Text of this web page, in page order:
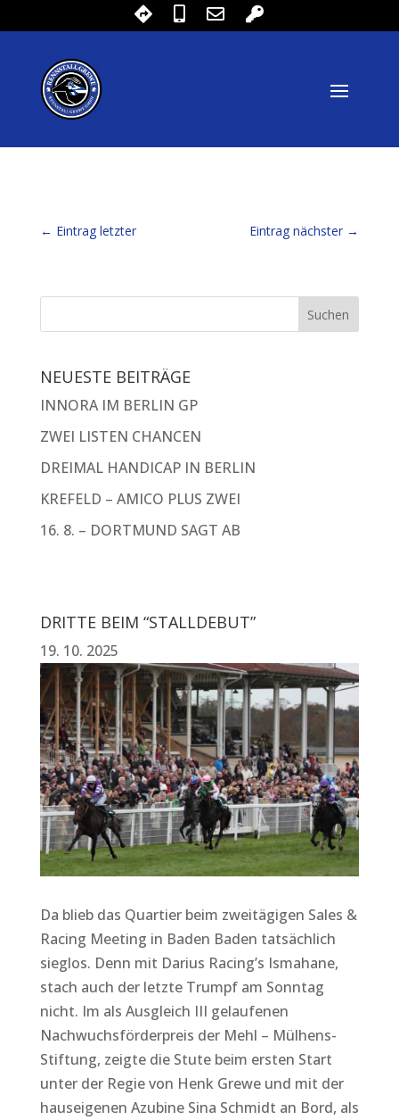
← Eintrag letzter Eintrag nächster →
NEUESTE BEITRÄGE
INNORA IM BERLIN GP
ZWEI LISTEN CHANCEN
DREIMAL HANDICAP IN BERLIN
KREFELD – AMICO PLUS ZWEI
16. 8. – DORTMUND SAGT AB
DRITTE BEIM “STALLDEBUT”
19. 10. 2025
Da blieb das Quartier beim zweitägigen Sales &
Racing Meeting in Baden Baden tatsächlich
sieglos. Denn mit Darius Racing’s Ismahane,
stach auch der letzte Trumpf am Sonntag
nicht. Im als Ausgleich III gelaufenen
Nachwuchsförderpreis der Mehl – Mülhens-
Stiftung, zeigte die Stute beim ersten Start
unter der Regie von Henk Grewe und mit der
hauseigenen Azubine Sina Schmidt an Bord, als